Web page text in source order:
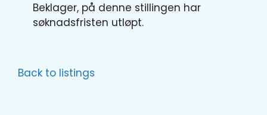
Beklager, på denne stillingen har
søknadsfristen utløpt.
Back to listings